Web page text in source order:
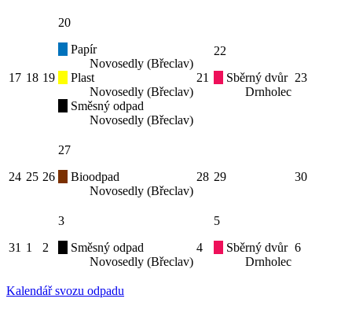
17 18 19
20
Papír
Novosedly (Břeclav)
Plast
Novosedly (Břeclav)
Směsný odpad
Novosedly (Břeclav)
21
22
Sběrný dvůr
Drnholec
23
24 25 26
27
Bioodpad
Novosedly (Břeclav)
28 29 30
31 1 2
3
Směsný odpad
Novosedly (Břeclav)
4
5
Sběrný dvůr
Drnholec
6
Kalendář svozu odpadu